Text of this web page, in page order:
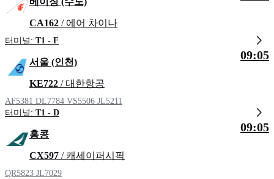
CA162 / 에어 차이나
터미널: T1 - F
서울 (인천)
KE722 / 대한항공
AF5381 DL7784 VS5506 JL5211
터미널: T1 - D
09:05
홍콩
CX597 / 캐세이퍼시픽
QR5823 JL7029
09:05